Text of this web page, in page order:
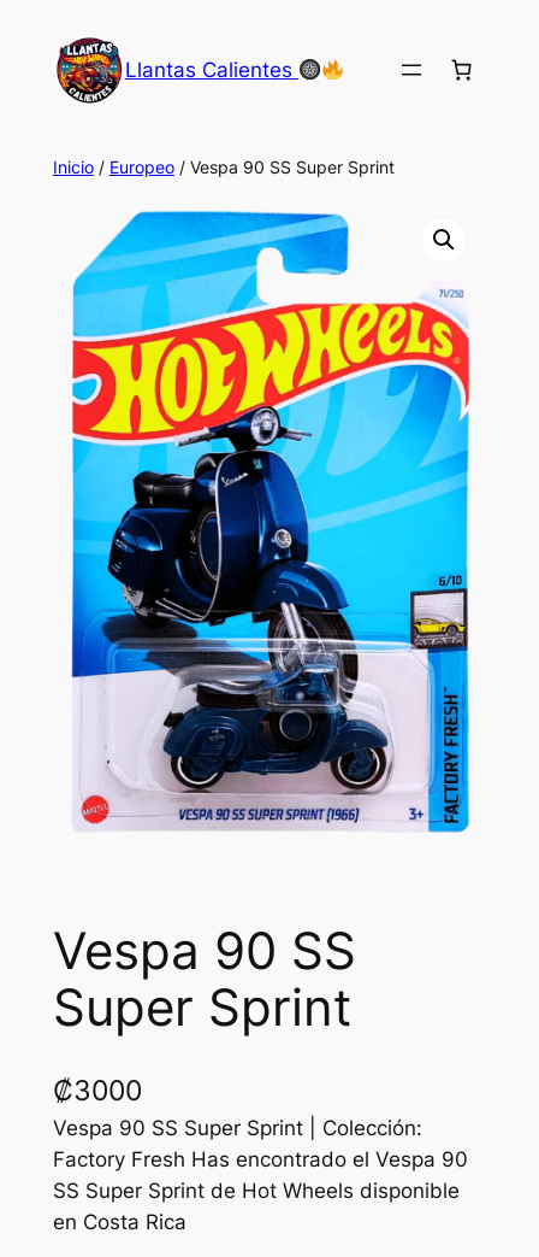
contenido
Llantas Calientes
Inicio/ Europeo/ Vespa 90 SS Super Sprint
Vespa 90 SS
Super Sprint
₡3000
Vespa 90 SS Super Sprint | Colección:
Factory Fresh Has encontrado el Vespa 90
SS Super Sprint de Hot Wheels disponible
en Costa Rica